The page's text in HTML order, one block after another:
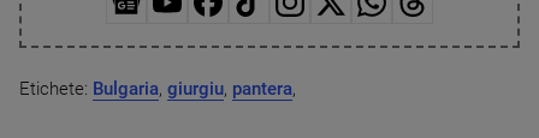
Etichete: Bulgaria, giurgiu, pantera,